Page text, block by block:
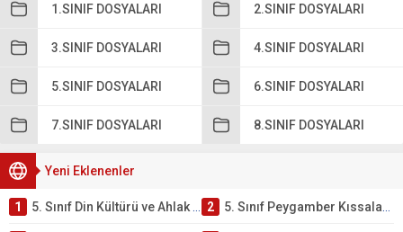
1.SINIF DOSYALARI 2.SINIF DOSYALARI
3.SINIF DOSYALARI 4.SINIF DOSYALARI
5.SINIF DOSYALARI 6.SINIF DOSYALARI
7.SINIF DOSYALARI 8.SINIF DOSYALARI
Yeni Eklenenler
1 5. Sınıf Din Kültürü ve Ahlak Bilgisi 4. Ünite: Peygamber Kıssaları Çalışmaları 2 5. Sınıf Peygamber Kıssaları Ünite Testi – Online Çöz